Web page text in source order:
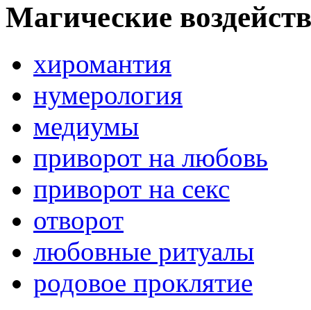
Магические
хиромантия
нумерология
медиумы
приворот на любовь
приворот на секс
отворот
любовные ритуалы
родовое проклятие